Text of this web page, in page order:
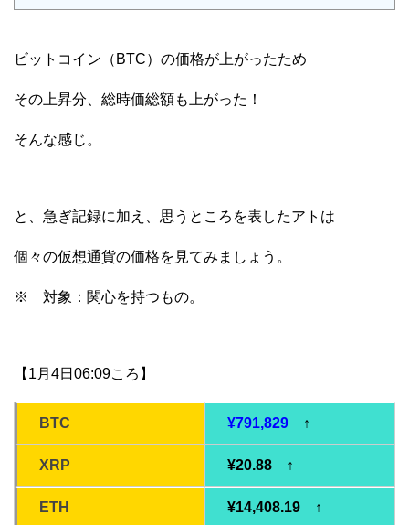
ビットコイン（BTC）の価格が上がったため
その上昇分、総時価総額も上がった！
そんな感じ。
と、急ぎ記録に加え、思うところを表したアトは
個々の仮想通貨の価格を見てみましょう。
※ 対象：関心を持つもの。
【1月4日06:09ころ】
BTC ¥791,829 ↑
XRP ¥20.88 ↑
ETH ¥14,408.19 ↑